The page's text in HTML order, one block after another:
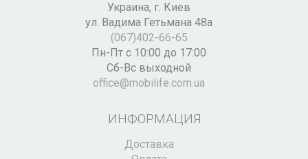
Украина, г. Киев
ул. Вадима Гетьмана 48а
(067)402-66-65
Пн-Пт с 10:00 до 17:00
Сб-Вс выходной
office@mobilife.com.ua
ИНФОРМАЦИЯ
Доставка